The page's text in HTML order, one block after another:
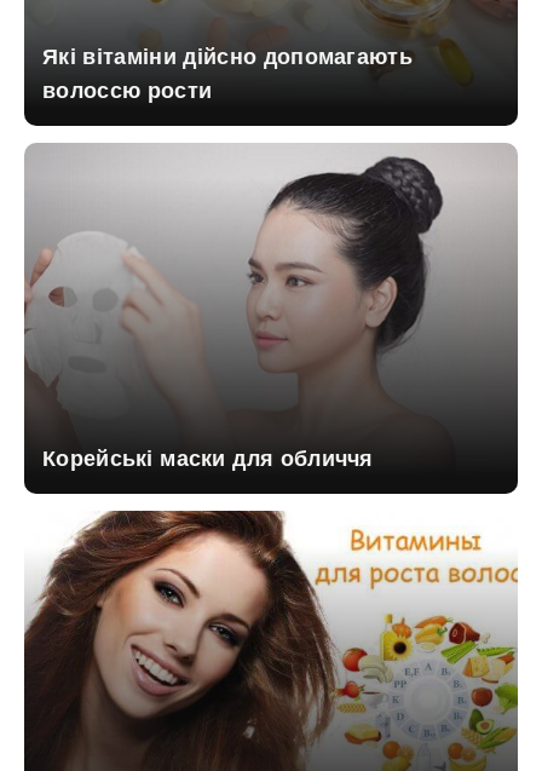
Які вітаміни дійсно допомагають
волоссю рости
Корейські маски для обличчя